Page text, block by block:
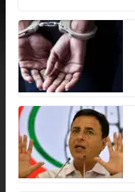
at
s
A
p
p
e
b
o
k